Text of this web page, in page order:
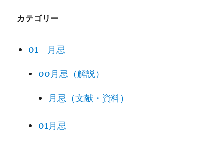
カテゴリー
01 月忌
00月忌（解説）
月忌（文献・資料）
01月忌